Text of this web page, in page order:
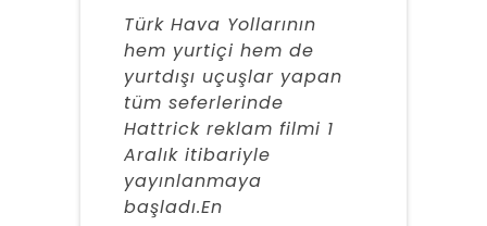
Türk Hava Yollarının
hem yurtiçi hem de
yurtdışı uçuşlar yapan
tüm seferlerinde
Hattrick reklam filmi 1
Aralık itibariyle
yayınlanmaya
başladı.En